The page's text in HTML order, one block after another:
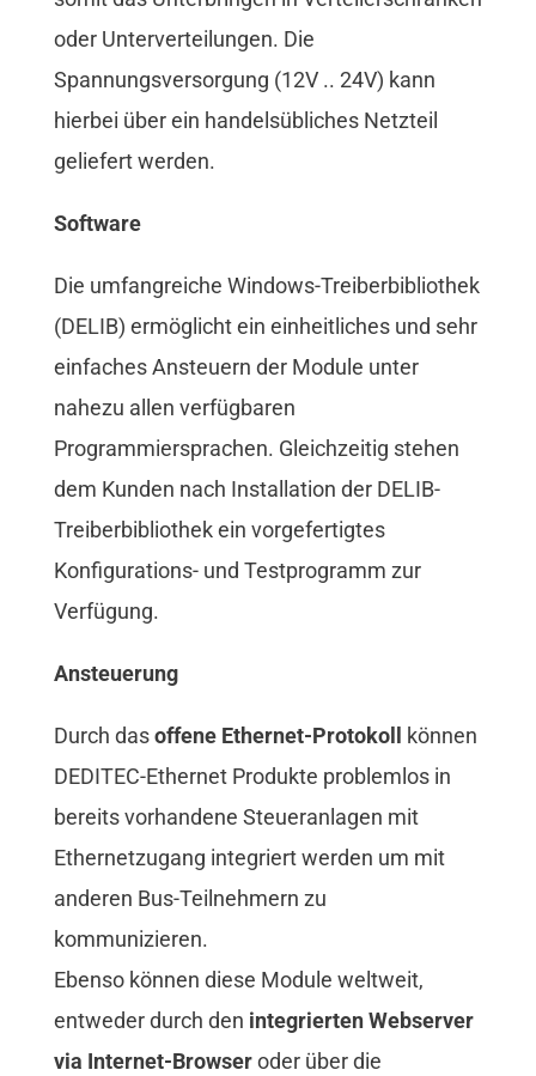
oder Unterverteilungen. Die
Spannungsversorgung (12V .. 24V) kann
hierbei über ein handelsübliches Netzteil
geliefert werden.
Software
Die umfangreiche Windows-Treiberbibliothek
(DELIB) ermöglicht ein einheitliches und sehr
einfaches Ansteuern der Module unter
nahezu allen verfügbaren
Programmiersprachen. Gleichzeitig stehen
dem Kunden nach Installation der DELIB-
Treiberbibliothek ein vorgefertigtes
Konfigurations- und Testprogramm zur
Verfügung.
Ansteuerung
Durch dasoffene Ethernet-Protokoll
können
DEDITEC-Ethernet Produkte problemlos in
bereits vorhandene Steueranlagen mit
Ethernetzugang integriert werden um mit
anderen Bus-Teilnehmern zu
kommunizieren.
Ebenso können diese Module weltweit,
entweder durch den integrierten Webserver
via Internet-Browseroder über die